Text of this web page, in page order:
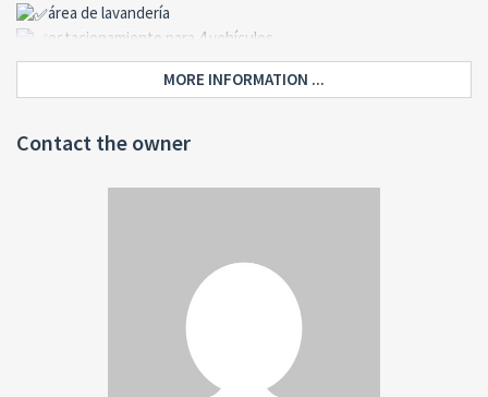
área de lavandería
estacionamiento para 4 vehículos
cielo decorado
Valor de venta: Lps. 2,650,000 FINANCIAMIENTO BANCARIO
Para mayor información Llama al: (504) 9960 1172, 95448912 o al 9919
MORE INFORMATION ...
Contact the owner